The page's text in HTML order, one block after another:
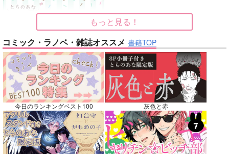
再販希望
No.7
ベテルギウスの光
No.8
Vestige
No.8
双駆（特装版）
もっと見る！
コミック・ラノベ・雑誌オススメ 書籍TOP
今日のランキングベスト100 灰色と赤